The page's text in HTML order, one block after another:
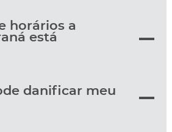
horários a
está
danificar meu